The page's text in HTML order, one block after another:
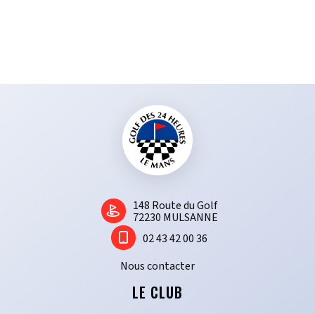
1​48 Route du Golf
72230 MULSANNE
02 43 42 00 36
Nous contacter
LE CLUB